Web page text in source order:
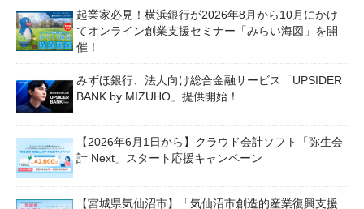
起業家必見！横浜銀行が2026年8月から10月にかけ
てオンライン創業支援セミナー「みらい海図」を開
催！
みずほ銀行、法人向け総合金融サービス「UPSIDER
BANK by MIZUHO」提供開始！
【2026年6月1日から】クラウド会計ソフト「弥生会
計 Next」スタート応援キャンペーン
【宮城県気仙沼市】「気仙沼市創造的産業復興支援